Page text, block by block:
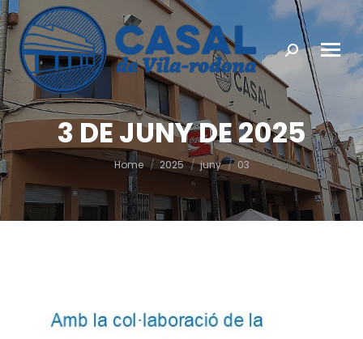
Search:
3 DE JUNY DE 2025
You are here:
Home 2025 juny 03